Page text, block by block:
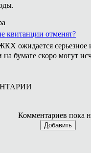
квитанции отменят?
ожидается серьезное
на бумаге скоро могут
Комментариев пока
Добавить